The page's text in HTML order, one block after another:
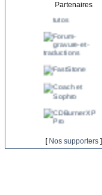
Partenaires
[ Nos supporters]